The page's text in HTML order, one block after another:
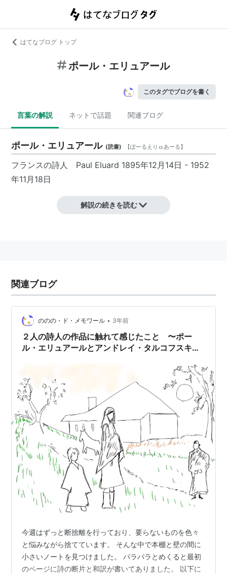
はてなブログ トップ
ポール・エリュアール
このタグでブログを書く
言葉の解説 ネットで話題 関連ブログ
ポール・エリュアール (読書) 【ぽーるえりゅあーる】
フランスの詩人 Paul Eluard 1895年12月14日 - 1952
年11月18日
解説の続きを読む
関連ブログ
ののの・ド・メモワール • 3年前
２人の詩人の作品に触れて感じたこと 〜ポー
ル・エリュアールとアンドレイ・タルコフスキ
今週はずっと断捨離を行っており、要らないものを色々
と悩みながら捨てています。 そんな中で本棚と壁の間に
小さいノートを見つけました。 パラパラとめくると最初
のページに詩の断片と和訳が書いてありました。 以下に